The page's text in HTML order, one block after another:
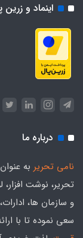
اینماد و زرین
درباره ما
نامی تحریر به
تحریر، نوشت
و سازمان ها،
سعی نموده تا با